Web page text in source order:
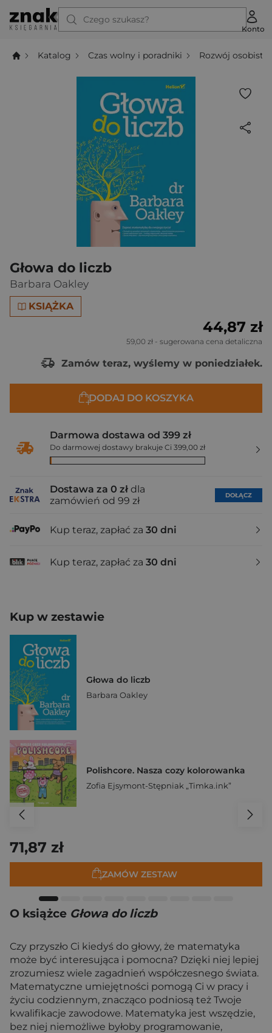
Czego szukasz?
Konto
Katalog Czas wolny i poradniki Rozwój osobisty
Głowa do liczb
Barbara Oakley
KSIĄŻKA
44,87 zł
59,00 zł - sugerowana cena detaliczna
Zamów teraz, wyślemy w poniedziałek.
DODAJ DO KOSZYKA
Darmowa dostawa od 399 zł
Do darmowej dostawy brakuje Ci 399,00 zł
Dostawa za 0 zł dla
zamówień od 99 zł
DOŁĄCZ
Kup teraz, zapłać za 30 dni
Kup teraz, zapłać za 30 dni
Kup w zestawie
Głowa do liczb
Barbara Oakley
Polishcore. Nasza cozy kolorowanka
Zofia Ejsymont-Stępniak „Timka.ink”
71,87 zł
ZAMÓW ZESTAW
O książce Głowa do liczb
Czy przyszło Ci kiedyś do głowy, że matematyka
może być interesująca i pomocna? Dzięki niej lepiej
zrozumiesz wiele zagadnień współczesnego świata.
Matematyczne umiejętności pomogą Ci w pracy i
życiu codziennym, znacząco podniosą też Twoje
kwalifikacje zawodowe. Matematyka jest wszędzie,
bez niej niemożliwe byłoby programowanie,